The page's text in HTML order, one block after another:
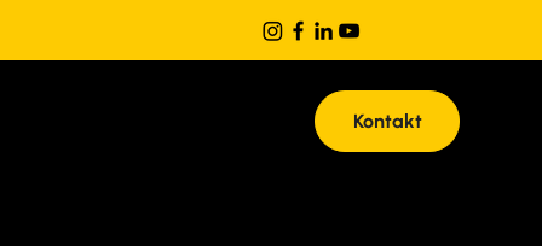
Kontakt